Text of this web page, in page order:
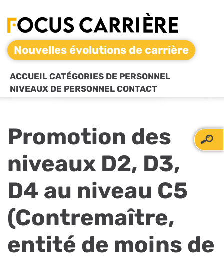
Nouvelles évolutions de carrière
ACCUEIL CATÉGORIES DE PERSONNEL
NIVEAUX DE PERSONNEL CONTACT
Promotion des
niveaux D2, D3,
D4 au niveau C5
(Contremaître,
entité de moins de